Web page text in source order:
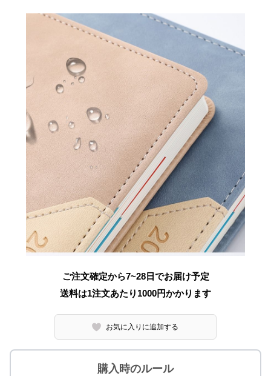
ご注文確定から7~28日でお届け予定
送料は1注文あたり 1000円かかります
お気に入りに追加する
購入時のルール